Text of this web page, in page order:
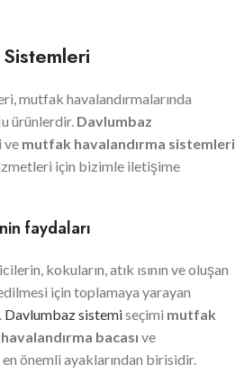
mutfak havalandırmalarında
ürünlerdir. Davlumbaz
ve mutfak havalandırma sistemleri
için bizimle iletişime
faydaları
kokuların, atık ısının ve oluşan
için toplamaya yarayan
Davlumbaz sistemiseçimi mutfak
bacası ve
önemli ayaklarından birisidir.